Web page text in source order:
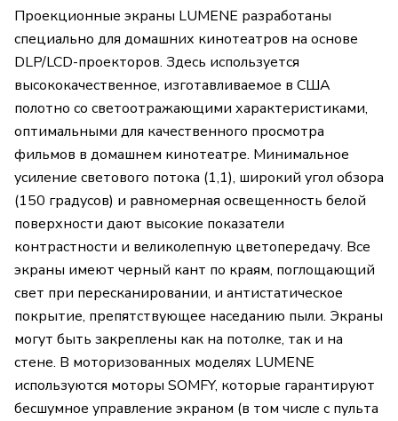
Проекционные экраны LUMENE разработаны
специально для домашних кинотеатров на основе
DLP/LCD-проекторов. Здесь используется
высококачественное, изготавливаемое в США
полотно со светоотражающими характеристиками,
оптимальными для качественного просмотра
фильмов в домашнем кинотеатре. Минимальное
усиление светового потока (1,1), широкий угол обзора
(150 градусов) и равномерная освещенность белой
поверхности дают высокие показатели
контрастности и великолепную цветопередачу. Все
экраны имеют черный кант по краям, поглощающий
свет при пересканировании, и антистатическое
покрытие, препятствующее наседанию пыли. Экраны
могут быть закреплены как на потолке, так и на
стене. В моторизованных моделях LUMENE
используются моторы SOMFY, которые гарантируют
бесшумное управление экраном (в том числе с пульта